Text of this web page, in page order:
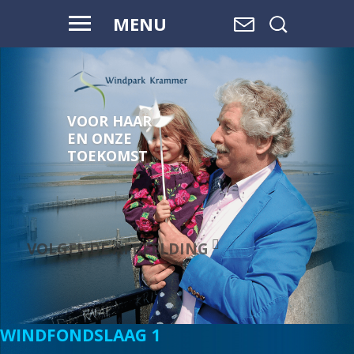
MENU
VOOR HAAR
EN ONZE
TOEKOMST
VOLGENDE AFBEELDING
WINDFONDSLAAG 1